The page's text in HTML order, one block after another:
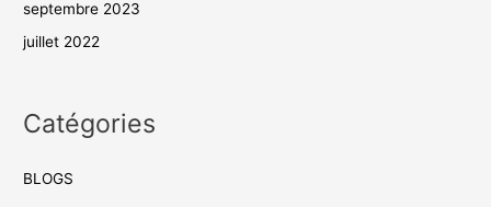
septembre 2023
juillet 2022
Catégories
BLOGS